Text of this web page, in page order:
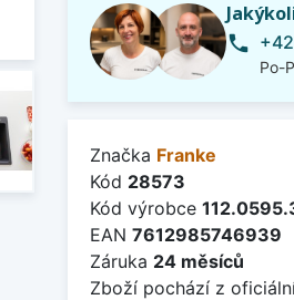
phone
Po-
Značka Franke
Kód 28573
Kód výrobce
EAN 7612985746939
Záruka 24 měsíců
Zboží pochází z